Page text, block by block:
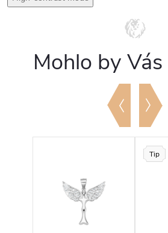
Mohlo by
Tip